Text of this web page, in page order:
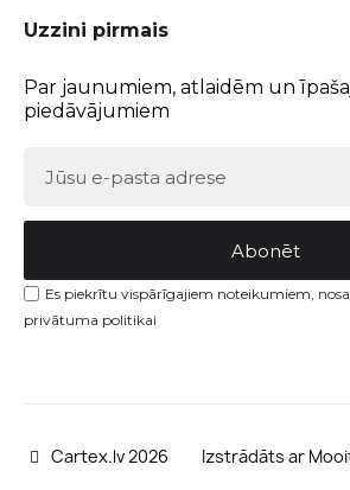
Uzzini pirmais
Par jaunumiem, atlaidēm un
piedāvājumiem
Abonēt
Es piekrītu vispārīgajiem noteikumiem,
privātuma politikai
Cartex.lv 2026 Izstrādāts ar